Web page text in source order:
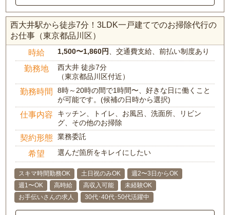
西大井駅から徒歩7分！3LDK一戸建てでのお掃除代行の
お仕事（東京都品川区）
時給 1,500〜1,860円 、交通費支給、前払い制度あり
勤務地
西大井 徒歩7分
（東京都品川区付近）
勤務時間
8時～20時の間で1時間〜、好きな日に働くこと
が可能です。(候補の日時から選択)
仕事内容
キッチン、トイレ、お風呂、洗面所、リビン
グ、その他のお掃除
契約形態 業務委託
希望 選んだ箇所をキレイにしたい
スキマ時間勤務OK 土日祝のみOK
週2〜3日からOK
週1〜OK
高時給 高収入可能
未経験OK
お手伝いさんの求人
30代･40代･50代活躍中